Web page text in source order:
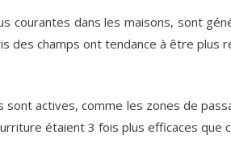
courantes dans les maisons, sont
champs ont tendance à être plus
actives, comme les zones de
étaient 3 fois plus efficaces que